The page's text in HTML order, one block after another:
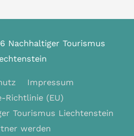
Nachhaltiger Tourismus
Impressum
Richtlinie (EU)
Tourismus Liechtenstein
werden